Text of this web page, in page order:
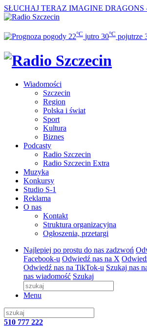
SŁUCHAJ TERAZ IMAGINE DRAGONS
22°C jutro 30°C pojutrze
Wiadomości
Szczecin
Region
Polska i świat
Sport
Kultura
Biznes
Podcasty
Radio Szczecin
Radio Szczecin Extra
Muzyka
Konkursy
Studio S-1
Reklama
O nas
Kontakt
Struktura organizacyjna
Ogłoszenia, przetargi
Najlepiej po prostu do nas zadzwoń
Facebook-u Odwiedź nas na X
Odwiedź nas na TikTok-u Szukaj nas
nas wiadomość Szukaj
Menu
510 777 222